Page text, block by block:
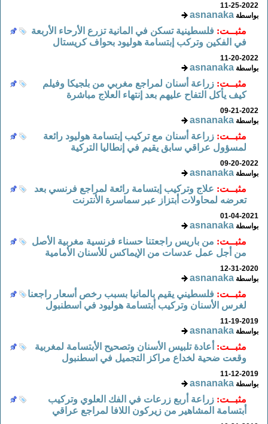
11-25-2022
بواسطةasnanaka
مثبــت:
فلسطينية تسكن في المانية تزرع الأرحاء الأربعة
في الفكين وتركب إبتسامة هوليود بحواف كريستال
11-20-2022
بواسطةasnanaka
مثبــت: زراعة أسنان لمراجع مغربي من بلجيكا وفيلم
كيف يأكل التفاح عليهم بعد إنتهاء العلاج مباشرة
09-21-2022
بواسطةasnanaka
مثبــت: زراعة أسنان مع تركيب إبتسامة هوليود رائعة
لمسؤول عراقي سابق يقيم في إنطاليا التركية
09-20-2022
بواسطةasnanaka
مثبــت:
علاج وتركيب إبتسامة رائعة لمراجع فرنسي بعد
تعرضه لمحاولات أبتزاز عبر سماسرة الأنترنت
01-04-2021
بواسطةasnanaka
مثبــت:
من باريس راجعتنا حسناء فرنسية مغربية الأصل
من أجل عمل عدسات من الإيماكس للأسنان الأمامية
12-31-2020
بواسطةasnanaka
مثبــت:
فلسطيني يقيم بالمانيا بسبب رخص أسعار راجعنا
لغرس الأسنان وتركيب أبتسامة هوليود في اسطنبول
11-19-2019
بواسطةasnanaka
مثبــت:
أعادة تلبيس الأسنان وتصحيح الأبتسامة لمغربية
وقعت ضحية لخداع مراكز التجميل في اسطنبول
11-12-2019
بواسطةasnanaka
مثبــت: زراعة أربع زرعات في الفك العلوي وتركيب
أبتسامة المشاهير من زيركون اللافا لمراجع عراقي